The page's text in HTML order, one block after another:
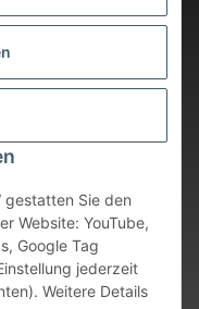
gestatten Sie den
Website: YouTube,
Google Tag
jederzeit
Weitere Details